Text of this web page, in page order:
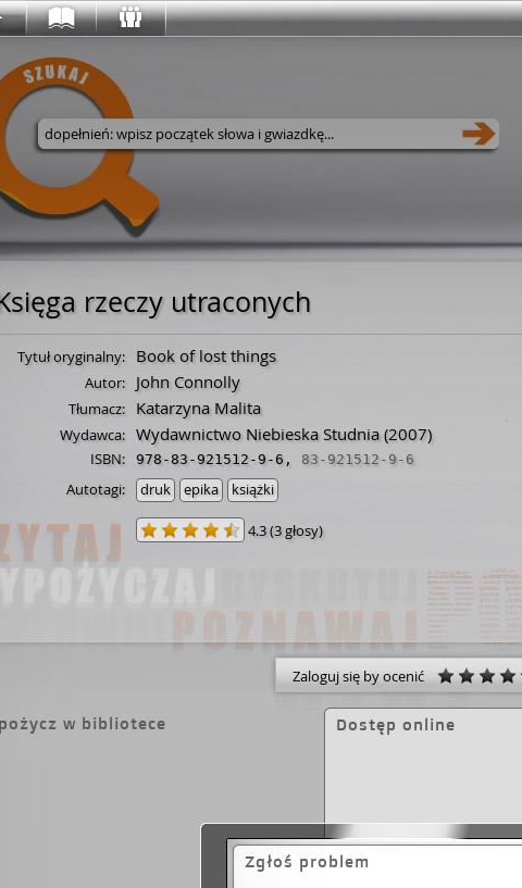
Wyszukaj w serwisie
rzeczy utraconych
Tytuł oryginalny: Book of lost things
Autor: John Connolly
Tłumacz: Katarzyna Malita
Wydawca: Wydawnictwo Niebieska Studnia(2007)
ISBN: 978-83-921512-9-6 , 83-921512-9-6
Autotagi: druk epika książki
4.3(3 głosy)
Zaloguj się by ocenić
w bibliotece Dostęp online
Zgłoś problem